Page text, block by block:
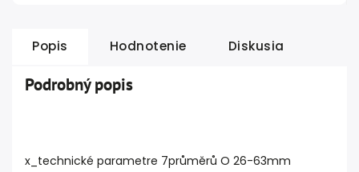
Popis Hodnotenie Diskusia
Podrobný popis
x_technické parametre 7průměrů O 26-63mm